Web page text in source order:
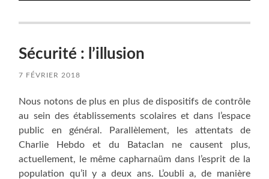
Sécurité : l’illusion
7 FÉVRIER 2018
Nous notons de plus en plus de dispositifs de contrôle
au sein des établissements scolaires et dans l’espace
public en général. Parallèlement, les attentats de
Charlie Hebdo et du Bataclan ne causent plus,
actuellement, le même capharnaüm dans l’esprit de la
population qu’il y a deux ans. L’oubli a, de manière